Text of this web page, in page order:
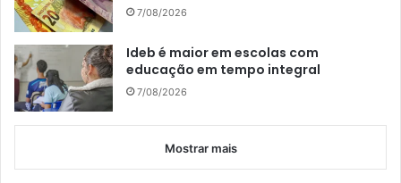
7/08/2026
Ideb é maior em escolas com
educação em tempo integral
7/08/2026
Mostrar mais